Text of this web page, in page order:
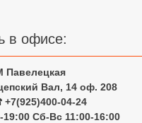
в офисе:
Павелецкая
Вал, 14 оф. 208
04-24
Сб-Вс 11:00-16:00